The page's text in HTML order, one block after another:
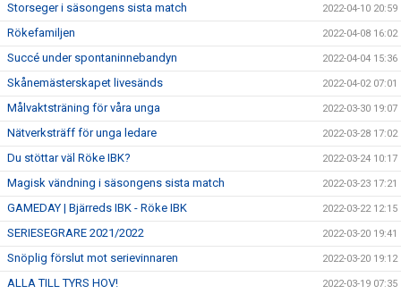
Storseger i säsongens sista match 2022-04-10 20:59
Rökefamiljen 2022-04-08 16:02
Succé under spontaninnebandyn 2022-04-04 15:36
Skånemästerskapet livesänds 2022-04-02 07:01
Målvaktsträning för våra unga 2022-03-30 19:07
Nätverksträff för unga ledare 2022-03-28 17:02
Du stöttar väl Röke IBK? 2022-03-24 10:17
Magisk vändning i säsongens sista match 2022-03-23 17:21
GAMEDAY | Bjärreds IBK - Röke IBK 2022-03-22 12:15
SERIESEGRARE 2021/2022 2022-03-20 19:41
Snöplig förslut mot serievinnaren 2022-03-20 19:12
ALLA TILL TYRS HOV! 2022-03-19 07:35